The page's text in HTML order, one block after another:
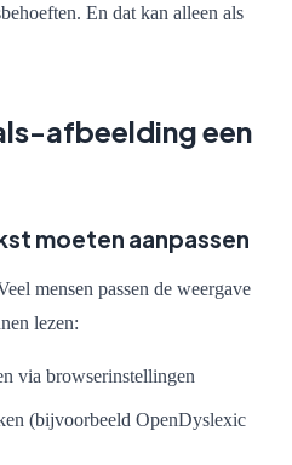
En dat kan alleen als
afbeelding een
moeten aanpassen
mensen passen de weergave
lezen:
via browserinstellingen
(bijvoorbeeld OpenDyslexic